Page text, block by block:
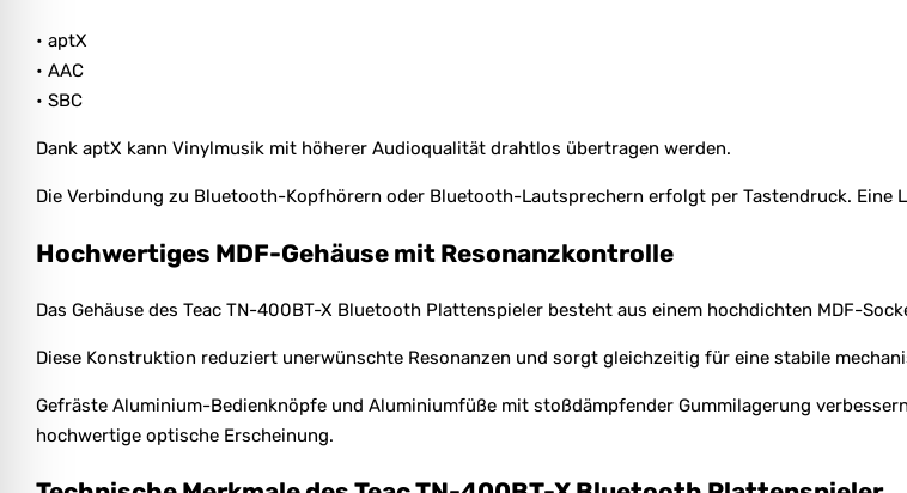
• aptX
• AAC
• SBC
Dank aptX kann Vinylmusik mit höherer Audioqualität drahtlos übertragen werden.
Die Verbindung zu Bluetooth-Kopfhörern oder Bluetooth-Lautsprechern erfolgt per Tastendruck. Eine
Hochwertiges MDF-Gehäuse mit Resonanzkontrolle
Das Gehäuse des Teac TN-400BT-X Bluetooth Plattenspieler besteht aus einem hochdichten MDF-
Diese Konstruktion reduziert unerwünschte Resonanzen und sorgt gleichzeitig für eine stabile
Gefräste Aluminium-Bedienknöpfe und Aluminiumfüße mit stoßdämpfender Gummilagerung
hochwertige optische Erscheinung.